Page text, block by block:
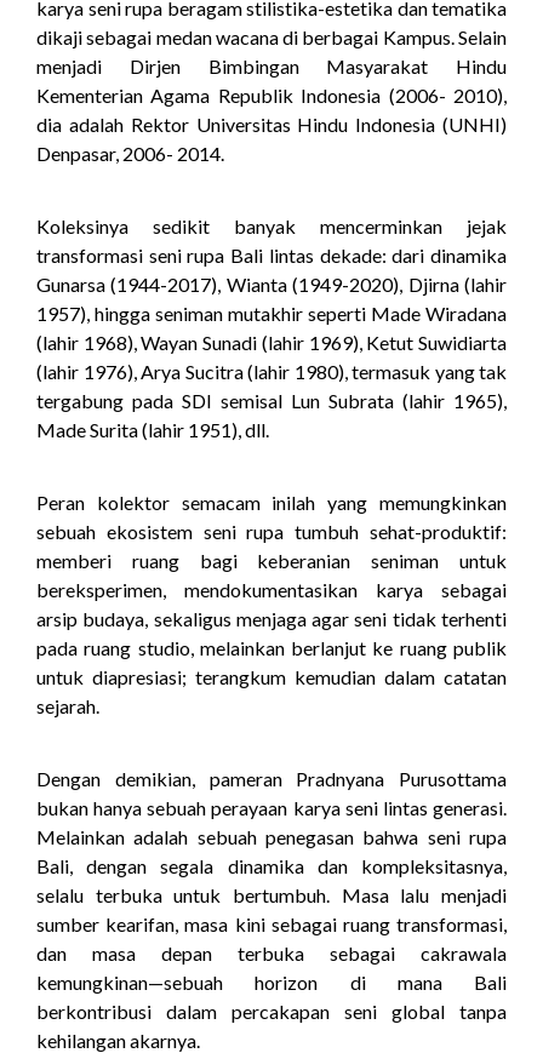
karya seni rupa beragam stilistika-estetika dan tematika
dikaji sebagai medan wacana di berbagai Kampus. Selain
menjadi Dirjen Bimbingan Masyarakat Hindu
Kementerian Agama Republik Indonesia (2006- 2010),
dia adalah Rektor Universitas Hindu Indonesia (UNHI)
Denpasar, 2006- 2014.
Koleksinya sedikit banyak mencerminkan jejak
transformasi seni rupa Bali lintas dekade: dari dinamika
Gunarsa (1944-2017), Wianta (1949-2020), Djirna (lahir
1957), hingga seniman mutakhir seperti Made Wiradana
(lahir 1968), Wayan Sunadi (lahir 1969), Ketut Suwidiarta
(lahir 1976), Arya Sucitra (lahir 1980), termasuk yang tak
tergabung pada SDI semisal Lun Subrata (lahir 1965),
Made Surita (lahir 1951), dll.
Peran kolektor semacam inilah yang memungkinkan
sebuah ekosistem seni rupa tumbuh sehat-produktif:
memberi ruang bagi keberanian seniman untuk
bereksperimen, mendokumentasikan karya sebagai
arsip budaya, sekaligus menjaga agar seni tidak terhenti
pada ruang studio, melainkan berlanjut ke ruang publik
untuk diapresiasi; terangkum kemudian dalam catatan
sejarah.
Dengan demikian, pameran Pradnyana Purusottama
bukan hanya sebuah perayaan karya seni lintas generasi.
Melainkan adalah sebuah penegasan bahwa seni rupa
Bali, dengan segala dinamika dan kompleksitasnya,
selalu terbuka untuk bertumbuh. Masa lalu menjadi
sumber kearifan, masa kini sebagai ruang transformasi,
dan masa depan terbuka sebagai cakrawala
kemungkinan—sebuah horizon di mana Bali
berkontribusi dalam percakapan seni global tanpa
kehilangan akarnya.